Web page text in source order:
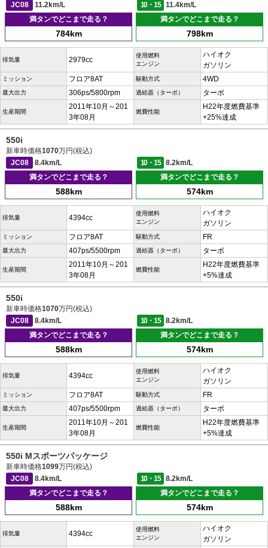
JC08 11.2km/L 10・15
11.4km/L
満タンでどこまで走る？
784km
満タンでどこまで走る？
798km
排気量 2979cc
使用燃料
エンジン
ハイオク
ガソリン
ミッション フロア8AT 駆動方式 4WD
最大出力 306ps/5800rpm 過給器（ターボ） ターボ
生産期間
2011年10月～201
3年08月
燃費性能
H22年度燃費基準
+25%達成
550i
新車時価格1070万円(税込)
JC08
8.4km/L 10・15
8.2km/L
満タンでどこまで走る？
588km
満タンでどこまで走る？
574km
排気量 4394cc
使用燃料
エンジン
ハイオク
ガソリン
ミッション フロア8AT 駆動方式 FR
最大出力 407ps/5500rpm 過給器（ターボ） ターボ
生産期間
2011年10月～201
3年08月
燃費性能
H22年度燃費基準
+5%達成
550i
新車時価格1070万円(税込)
JC08
8.4km/L 10・15
8.2km/L
満タンでどこまで走る？
588km
満タンでどこまで走る？
574km
排気量 4394cc
使用燃料
エンジン
ハイオク
ガソリン
ミッション フロア8AT 駆動方式 FR
最大出力 407ps/5500rpm 過給器（ターボ） ターボ
生産期間
2011年10月～201
3年08月
燃費性能
H22年度燃費基準
+5%達成
550i Mスポーツパッケージ
新車時価格1099万円(税込)
JC08
8.4km/L 10・15
8.2km/L
満タンでどこまで走る？
588km
満タンでどこまで走る？
574km
排気量 4394cc
使用燃料
エンジン
ハイオク
ガソリン